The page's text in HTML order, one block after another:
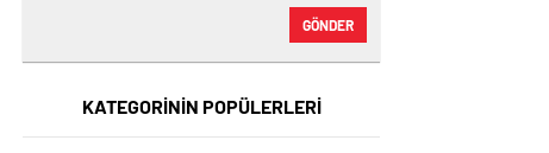
GÖNDER
KATEGORİNİN POPÜLERLERİ